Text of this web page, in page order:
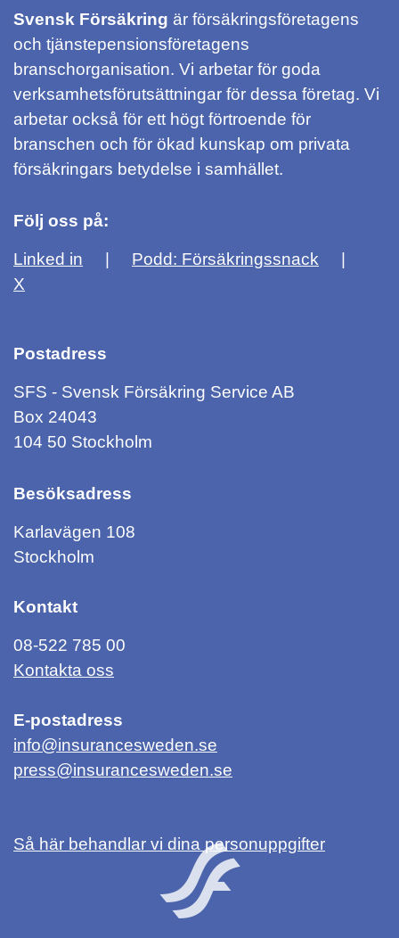
Svensk Försäkring är försäkringsföretagens
och tjänstepensionsföretagens
branschorganisation. Vi arbetar för goda
verksamhetsförutsättningar för dessa företag. Vi
arbetar också för ett högt förtroende för
branschen och för ökad kunskap om privata
försäkringars betydelse i samhället.
Följ oss på:
Linked in
Podd: Försäkringssnack
X
Postadress
SFS - Svensk Försäkring Service AB
Box 24043
104 50 Stockholm
Besöksadress
Karlavägen 108
Stockholm
Kontakt
08-522 785 00
Kontakta oss
E-postadress
info@insurancesweden.se
press@insurancesweden.se
Så här behandlar vi dina personuppgifter